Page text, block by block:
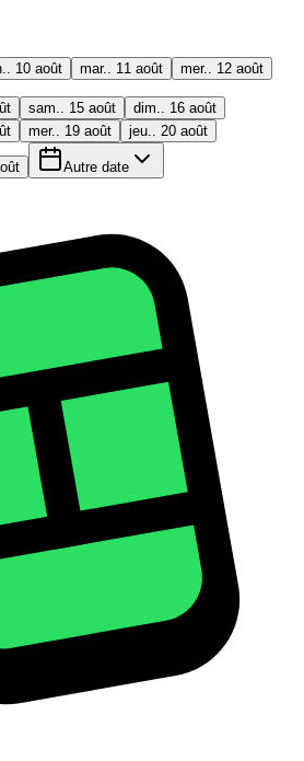
10 août mar.. 11 août mer.. 12 août
sam.. 15 août
dim.. 16 août
mer.. 19 août jeu.. 20 août
Autre date